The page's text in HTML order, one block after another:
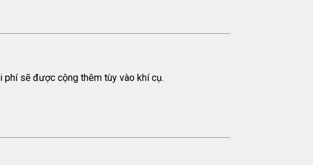
phí sẽ được cộng thêm tùy vào khí cụ.